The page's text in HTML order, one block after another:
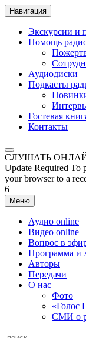
Навигация
Экскурсии и
Помощь
Аудиодиски
Подкасты
Гостевая
Контакты
СЛУШАТЬ
Update Required To
your browser to a
6+
Меню
Аудио online
Видео online
Вопрос в
Программа и
Авторы
Передачи
О нас
Фото
«Голос
СМИ о